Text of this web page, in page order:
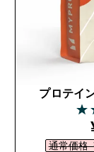
プロテイ
通常価格